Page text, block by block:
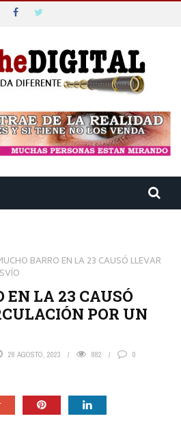
BARRO EN LA 23 CAUSÓ LLEVAR
EN LA 23 CAUSÓ
POR UN
28 AGOSTO, 2023 882 0